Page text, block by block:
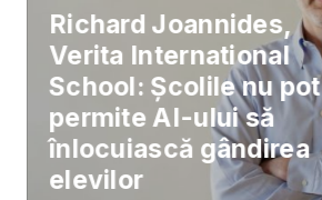
Richard Joannides,
Verita International
School: Școlile nu pot
permite AI-ului să
înlocuiască gândirea
elevilor